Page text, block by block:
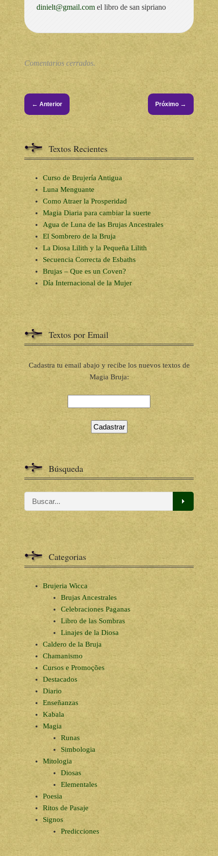
dinielt@gmail.com el libro de san sipriano
Comentarios cerrados.
← Anterior Próximo →
Textos Recientes
Curso de Brujería Antigua
Luna Menguante
Como Atraer la Prosperidad
Magia Diaria para cambiar la suerte
Agua de Luna de las Brujas Ancestrales
El Sombrero de la Bruja
La Diosa Lilith y la Pequeña Lilith
Secuencia Correcta de Esbaths
Brujas – Que es un Coven?
Día Internacional de la Mujer
Textos por Email
Cadastra tu email abajo y recibe los nuevos textos de
Magia Bruja:
Búsqueda
Categorias
Brujeria Wicca
Brujas Ancestrales
Celebraciones Paganas
Libro de las Sombras
Linajes de la Diosa
Caldero de la Bruja
Chamanismo
Cursos e Promoções
Destacados
Diario
Enseñanzas
Kabala
Magia
Runas
Simbologia
Mitologia
Diosas
Elementales
Poesia
Ritos de Pasaje
Signos
Predicciones